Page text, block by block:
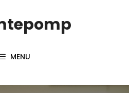
MENU